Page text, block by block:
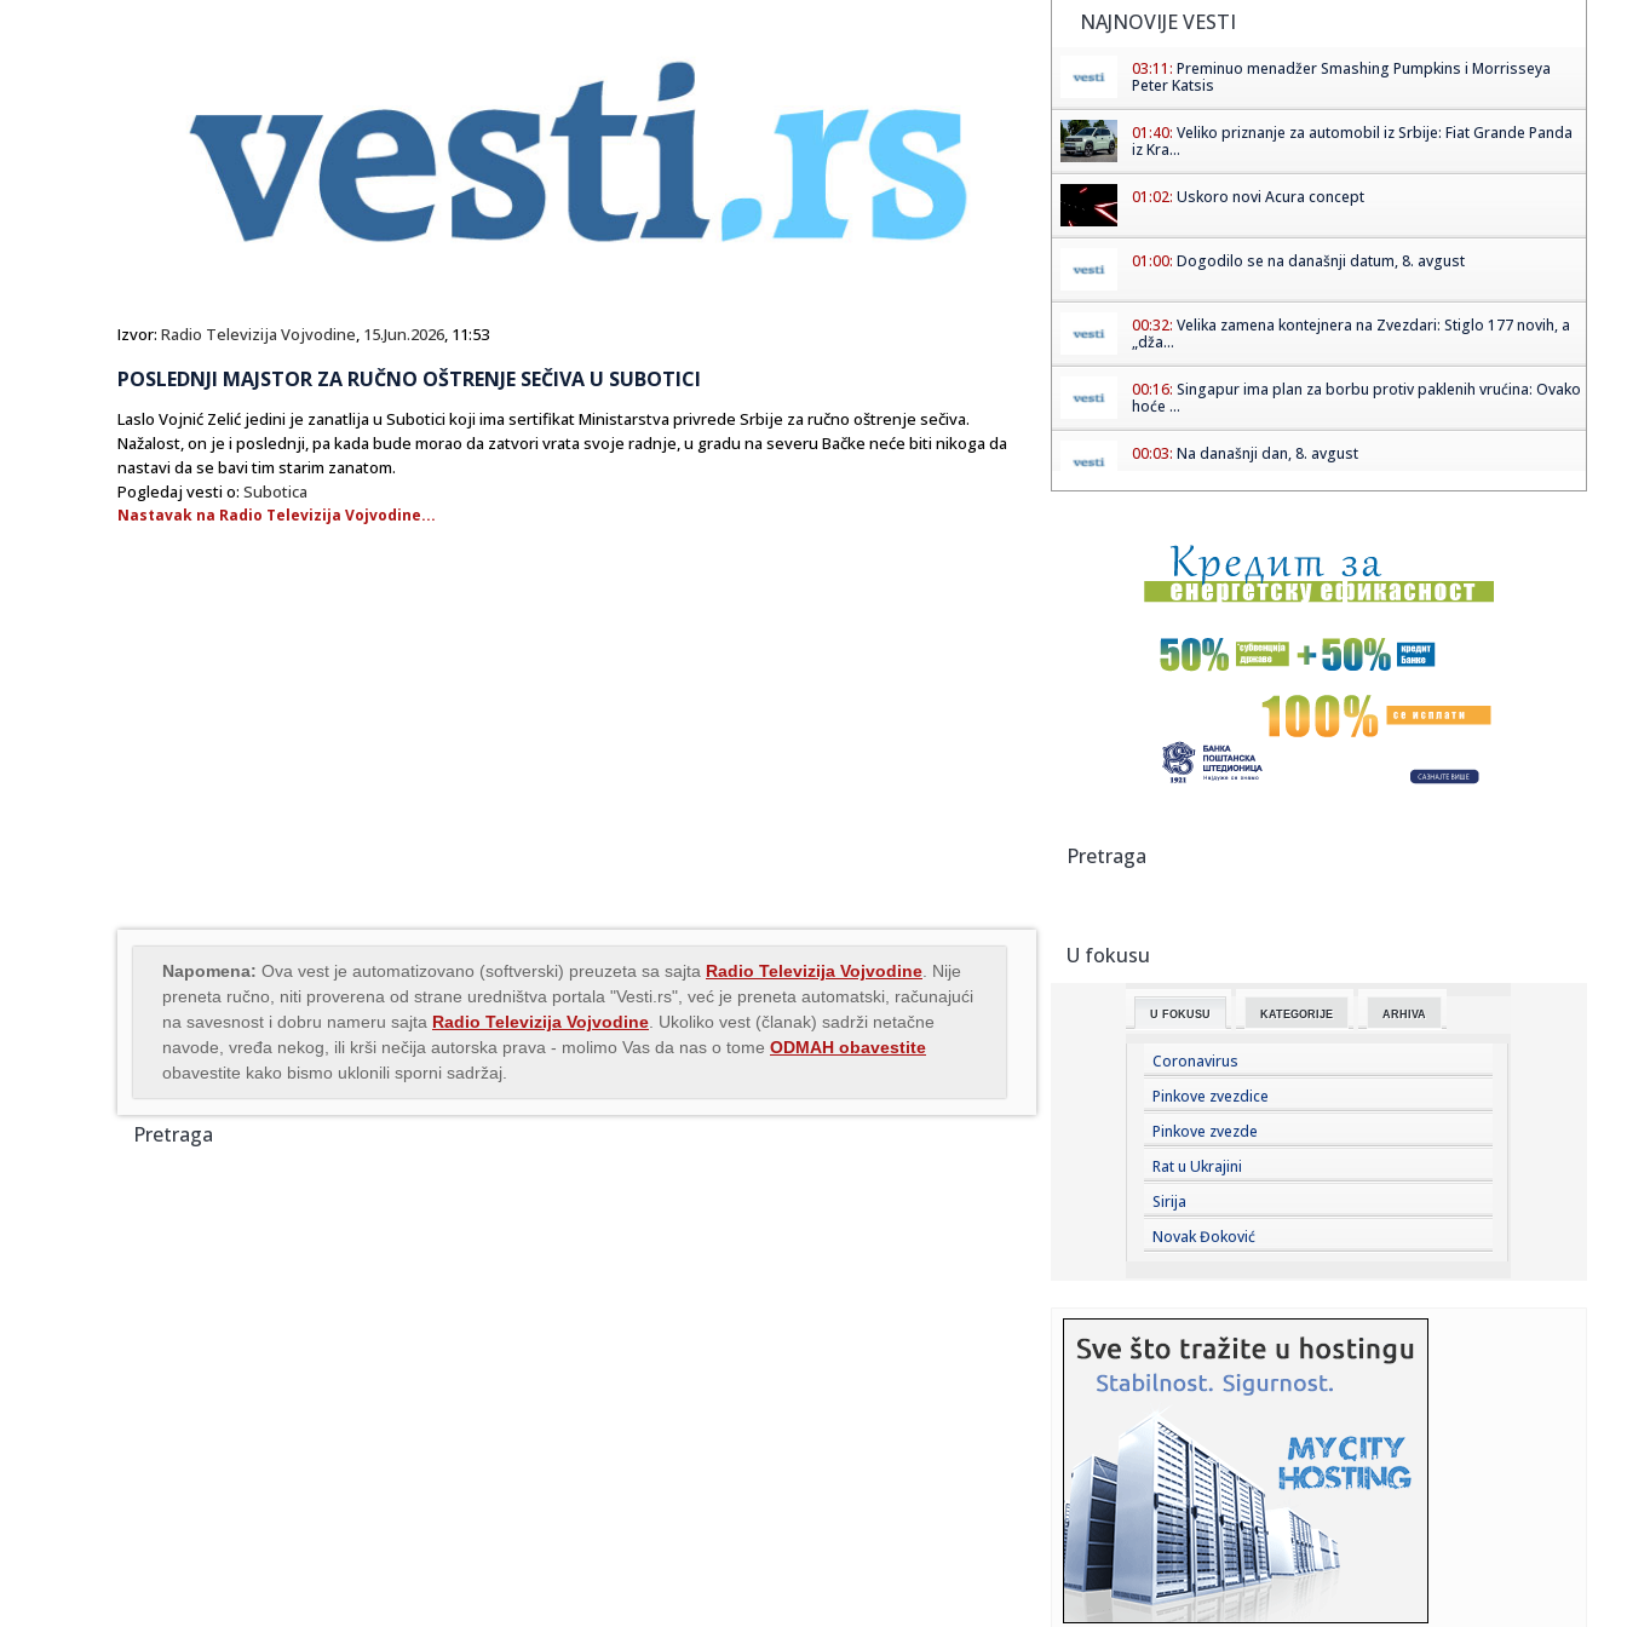
Izvor: Radio Televizija Vojvodine, 15.Jun.2026, 11:53
POSLEDNJI MAJSTOR ZA RUČNO OŠTRENJE SEČIVA U SUBOTICI
Laslo Vojnić Zelić jedini je zanatlija u Subotici koji ima sertifikat Ministarstva privrede Srbije za ručno oštrenje sečiva.
Nažalost, on je i poslednji, pa kada bude morao da zatvori vrata svoje radnje, u gradu na severu Bačke neće biti nikoga da
nastavi da se bavi tim starim zanatom.
Pogledaj vesti o: Subotica
Nastavak na Radio Televizija Vojvodine...
Napomena: Ova vest je automatizovano (softverski) preuzeta sa sajta Radio Televizija Vojvodine . Nije
preneta ručno, niti proverena od strane uredništva portala "Vesti.rs", već je preneta automatski, računajući
na savesnost i dobru nameru sajta Radio Televizija Vojvodine . Ukoliko vest (članak) sadrži netačne
navode, vređa nekog, ili krši nečija autorska prava - molimo Vas da nas o tome ODMAH obavestite
obavestite kako bismo uklonili sporni sadržaj.
Pretraga
NAJNOVIJE VESTI
03:11: Preminuo menadžer Smashing Pumpkins i Morrisseya
Peter Katsis
01:40: Veliko priznanje za automobil iz Srbije: Fiat Grande Panda
iz Kra...
01:02: Uskoro novi Acura concept
01:00: Dogodilo se na današnji datum, 8. avgust
00:32: Velika zamena kontejnera na Zvezdari: Stiglo 177 novih, a
„dža...
00:16: Singapur ima plan za borbu protiv paklenih vrućina: Ovako
hoće ...
00:03: Na današnji dan, 8. avgust
23:51:PARTIZAN TRLJA RUKE: Transfer Saše Lukića doneo crno-
belima 300...
23:48:Otišao iz Arsenala pre nego što su podigli trofej – vratio
Srpkinje pronašle novčanik u Čanju, pa uradile nešto što je
23:46:Detalji drame na nemačkom aerodromu: Vozač nogom
23:33:
23:32:
Brenin potez posle pada razbesneo javnost: Devojka joj
23:29:Američki Senat usvojio zakon o sankcijama Rusiji usmjeren
na ene...
23:27:Hitno se oglasili Rusi: "Provokacija!"
23:25:MUP: Aktivna četiri veća požara, najveći izbio u mestu
Šumar...
23:22: KAKVA PORUKA PRED NASTAVAK SEZONE: Srbija nadigrala
Rusiju posle ...
23:21:
neobičn...
23:21:Krvoproliće u Gracu: Turčin izbo muškarca iz BiH i još
dvojic...
23:21:Španija od subote uvodi kontrole za putnike iz Italije: Evo
šta...
23:21:Pucano na vilu bogatog srpskog trgovca nekretninama u
Pretraga
U fokusu
U FOKUSU KATEGORIJE ARHIVA
Coronavirus
Pinkove zvezdice
Pinkove zvezde
Rat u Ukrajini
Sirija
Novak Đoković